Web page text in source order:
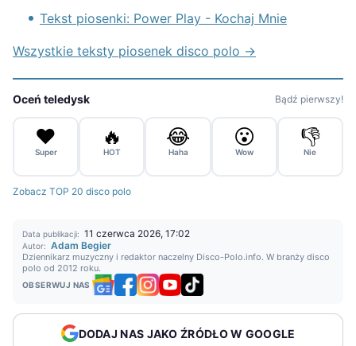
Tekst piosenki: Power Play - Kochaj Mnie
Wszystkie teksty piosenek disco polo →
Oceń teledysk Bądź pierwszy!
❤️
Super
🔥
HOT
😂
Haha
😮
Wow
👎
Nie
Zobacz TOP 20 disco polo
Data publikacji: 11 czerwca 2026, 17:02
Autor: Adam Begier
Dziennikarz muzyczny i redaktor naczelny Disco-Polo.info. W branży disco
polo od 2012 roku.
OBSERWUJ NAS
DODAJ NAS JAKO ŹRÓDŁO W GOOGLE